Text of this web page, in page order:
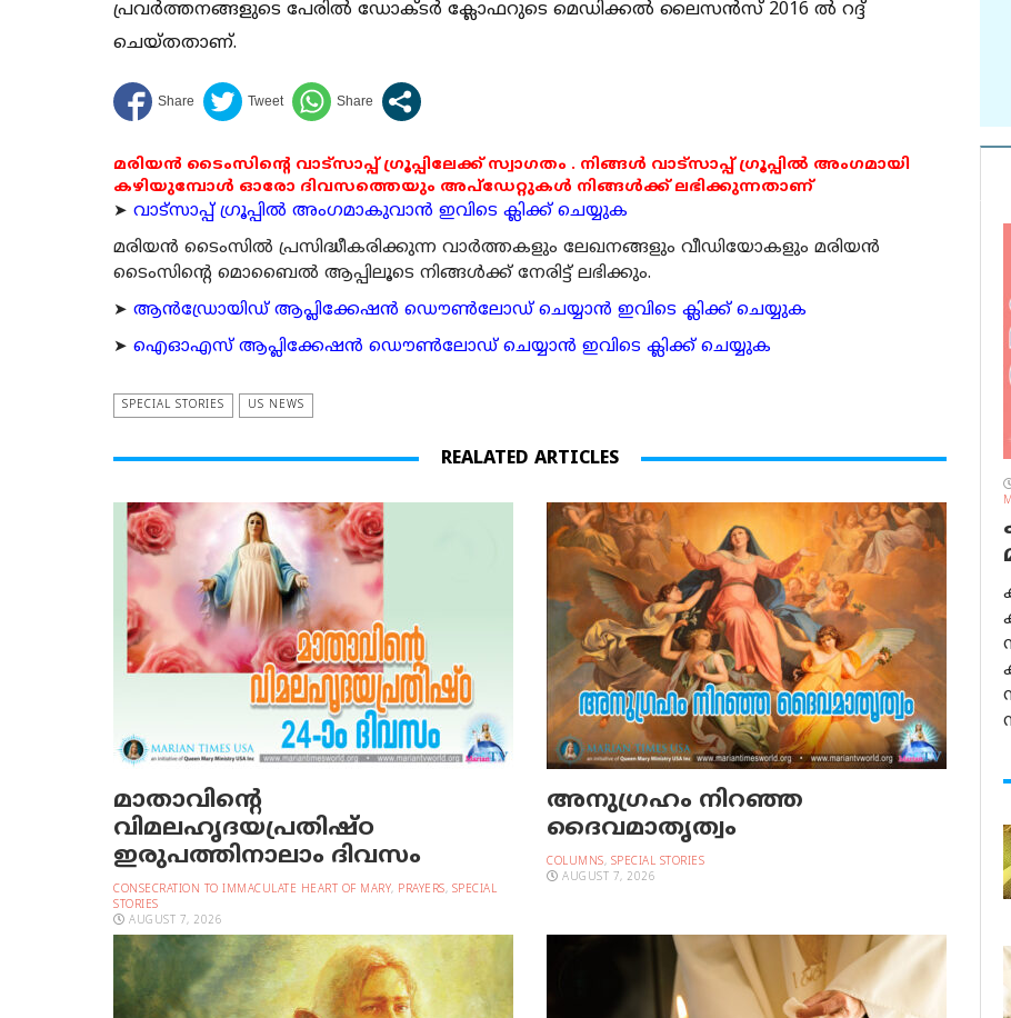
പ്രവര്‍ത്തനങ്ങളുടെ പേരില്‍ ഡോക്ടര്‍ ക്ലോഫറുടെ മെഡിക്കല്‍ ലൈസന്‍സ് 2016 ല്‍ റദ്ദ്
ചെയ്തതാണ്.
മരിയൻ ടൈംസിന്റെ വാട്സാപ്പ് ഗ്രൂപ്പിലേക്ക് സ്വാഗതം . നിങ്ങൾ വാട്സാപ്പ് ഗ്രൂപ്പിൽ അംഗമായി
കഴിയുമ്പോൾ ഓരോ ദിവസത്തെയും അപ്ഡേറ്റുകൾ നിങ്ങൾക്ക് ലഭിക്കുന്നതാണ്
➤ വാട്സാപ്പ് ഗ്രൂപ്പിൽ അംഗമാകുവാൻ ഇവിടെ ക്ലിക്ക് ചെയ്യുക
മരിയന്‍ ടൈംസില്‍ പ്രസിദ്ധീകരിക്കുന്ന വാര്‍ത്തകളും ലേഖനങ്ങളും വീഡിയോകളും മരിയന്‍
ടൈംസിന്റെ മൊബൈല്‍ ആപ്പിലൂടെ നിങ്ങള്‍ക്ക് നേരിട്ട് ലഭിക്കും.
➤ ആന്‍ഡ്രോയിഡ് ആപ്ലിക്കേഷന്‍ ഡൌണ്‍ലോഡ് ചെയ്യാന്‍ ഇവിടെ ക്ലിക്ക് ചെയ്യുക
➤ ഐഓഎസ് ആപ്ലിക്കേഷന്‍ ഡൌണ്‍ലോഡ് ചെയ്യാന്‍ ഇവിടെ ക്ലിക്ക് ചെയ്യുക
SPECIAL STORIES US NEWS
REALATED ARTICLES
മാതാവിന്റെ
വിമലഹൃദയപ്രതിഷ്ഠ
ഇരുപത്തിനാലാം ദിവസം
CONSECRATION TO IMMACULATE HEART OF MARY, PRAYERS, SPECIAL
STORIES
AUGUST 7, 2026
അനുഗ്രഹം നിറഞ്ഞ
ദൈവമാതൃത്വം
COLUMNS, SPECIAL STORIES
AUGUST 7, 2026